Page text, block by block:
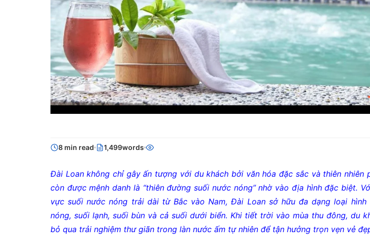
8 min read 1,499words
Đài Loan không chỉ gây ấn tượng với du khách bởi văn hóa đặc sắc và thiên nhiên
còn được mệnh danh là “thiên đường suối nước nóng” nhờ vào địa hình đặc biệt.
vực suối nước nóng trải dài từ Bắc vào Nam, Đài Loan sở hữu đa dạng loại hình
nóng, suối lạnh, suối bùn và cả suối dưới biển. Khi tiết trời vào mùa thu đông, du
bỏ qua trải nghiệm thư giãn trong làn nước ấm tự nhiên để tận hưởng trọn vẹn vẻ